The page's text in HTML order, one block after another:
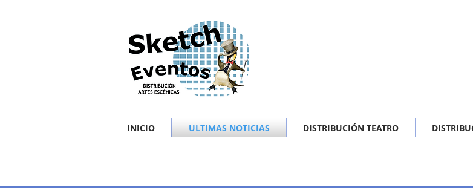
INICIO ULTIMAS NOTICIAS DISTRIBUCIÓN TEATRO